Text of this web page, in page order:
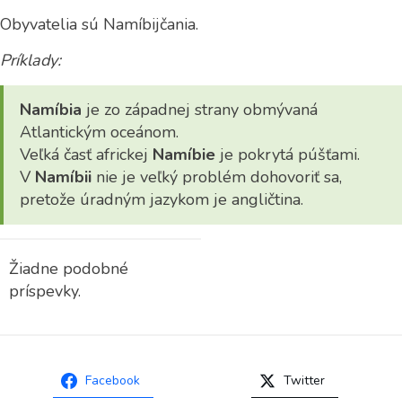
Obyvatelia sú Namíbijčania.
Príklady:
Namíbia je zo západnej strany obmývaná
Atlantickým oceánom.
Veľká časť africkej Namíbie je pokrytá púšťami.
V Namíbii nie je veľký problém dohovoriť sa,
pretože úradným jazykom je angličtina.
Žiadne podobné
príspevky.
Facebook Twitter